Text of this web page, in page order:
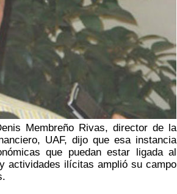
Membreño Rivas, director de la
UAF, dijo que esa instancia
que puedan estar ligada al
actividades ilícitas amplió su campo